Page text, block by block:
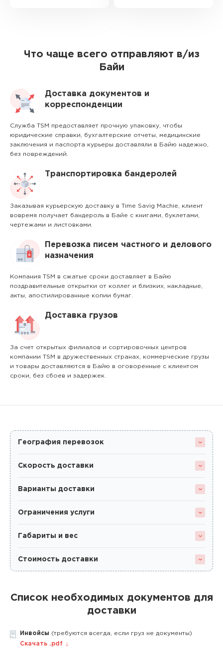
Что чаще всего отправляют в/из
Байи
Доставка документов и
корреспонденции
Служба TSM предоставляет прочную упаковку, чтобы
юридические справки, бухгалтерские отчеты, медицинские
заключения и паспорта курьеры доставляли в Байю надежно,
без повреждений.
Транспортировка бандеролей
Заказывая курьерскую доставку в Time Savig Machie, клиент
вовремя получает бандероль в Байе с книгами, буклетами,
чертежами и листовками.
Перевозка писем частного и делового
назначения
Компания TSM в сжатые сроки доставляет в Байю
поздравительные открытки от коллег и близких, накладные,
акты, апостилированные копии бумаг.
Доставка грузов
За счет открытых филиалов и сортировочных центров
компании TSM в дружественных странах, коммерческие грузы
и товары доставляются в Байю в оговоренные с клиентом
сроки, без сбоев и задержек.
География перевозок
Скорость доставки
Варианты доставки
Ограничения услуги
Габариты и вес
Стоимость доставки
Список необходимых документов для
доставки
Инвойсы (требуются всегда, если груз не документы)
Скачать .pdf